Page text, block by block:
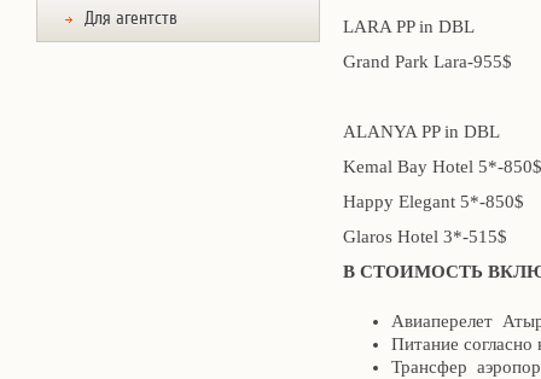
Для агентств
LARA PP in DBL
Grand Park Lara-955$
ALANYA PP in DBL
Kemal Bay Hotel 5*-850$
Happy Elegant 5*-850$
Glaros Hotel 3*-515$
В СТОИМОСТЬ
Авиаперелет
Питание согласно
Трансфер